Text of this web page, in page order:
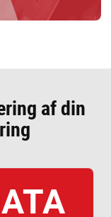
af din